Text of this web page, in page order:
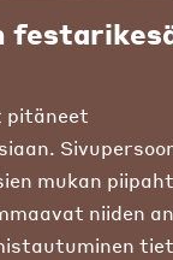
pitäneet
mukan
niiden